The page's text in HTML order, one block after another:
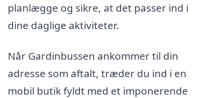
planlægge og sikre, at det passer ind i
dine daglige aktiviteter.
Når Gardinbussen ankommer til din
adresse som aftalt, træder du ind i en
mobil butik fyldt med et imponerende